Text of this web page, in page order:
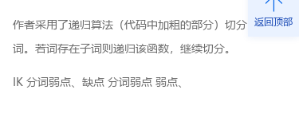
作者采用了递归算法（代码中加粗的部分）切分 搜索
词。若词存在子词则递归该函数，继续切分。
IK 分词弱点、缺点 分词弱点 弱点、
返回顶部